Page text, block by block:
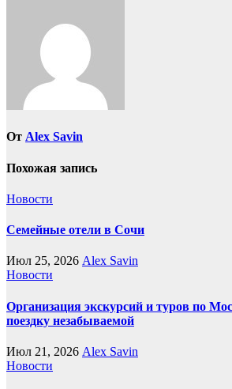
От Alex Savin
Похожая запись
Новости
Семейные отели в Сочи
Июл 25, 2026 Alex Savin
Новости
Организация экскурсий и туров по
поездку незабываемой
Июл 21, 2026 Alex Savin
Новости